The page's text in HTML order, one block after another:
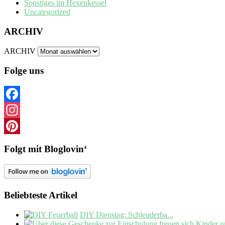
Sonstiges im Hexenkessel
Uncategorized
ARCHIV
ARCHIV
Folge uns
Facebook
Instagram
Folgt mit Bloglovin‘
Beliebteste Artikel
DIY Dienstag: Schleuderba...